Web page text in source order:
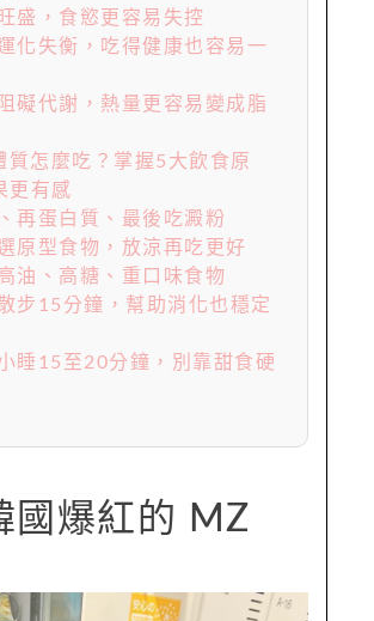
盛，食慾更容易失控
化失衡，吃得健康也容易一
礙代謝，熱量更容易變成脂
質怎麼吃？掌握5大飲食原
更有感
再蛋白質、最後吃澱粉
原型食物，放涼再吃更好
油、高糖、重口味食物
步15分鐘，幫助消化也穩定
睡15至20分鐘，別靠甜食硬
國爆紅的 MZ